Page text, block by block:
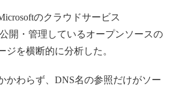
のクラウドサービス
開・管理しているオープンソースの
ジを横断的に分析した。
わらず、DNS名の参照だけがソー